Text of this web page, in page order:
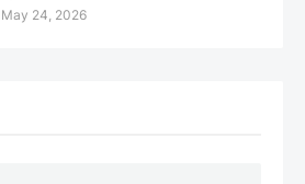
May 24, 2026